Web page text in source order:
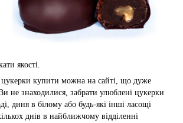
якості.
цукерки купити можна на сайті, що дуже
не знаходилися, забрати улюблені цукерки
диня в білому або будь-які інші ласощі
днів в найближчому відділенні